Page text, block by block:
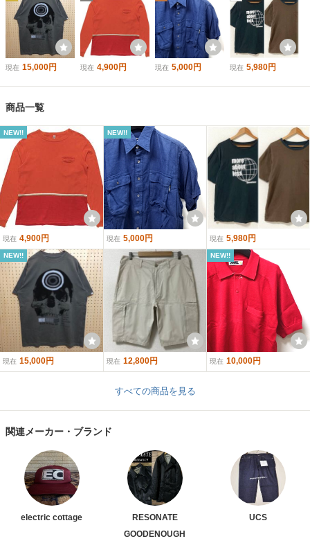
現在 15,000円 現在 4,900円 現在 5,000円 現在 5,980円
商品一覧
NEW!!
現在 4,900円
NEW!!
現在 5,000円 現在 5,980円
NEW!!
現在 15,000円 現在 12,800円
NEW!!
現在 10,000円
すべての商品を見る
関連メーカー・ブランド
electric cottage
RESONATE
GOODENOUGH
UCS